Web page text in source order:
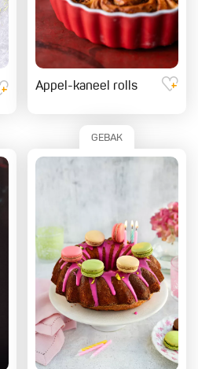
Appel-kaneel rolls
GEBAK